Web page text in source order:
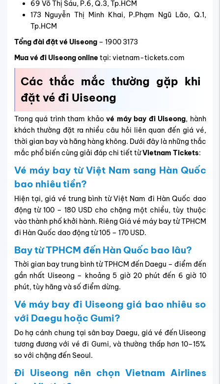
69 Võ Thị Sáu, P.6, Q.3, Tp.HCM
173 Nguyễn Thị Minh Khai, P.Phạm Ngũ Lão, Q.1,
Tp.HCM
Tổng đài đặt vé Uiseong– 1900 3173
Mua vé đi Uiseong online tại: vietnam-tickets.com
Các thắc mắc thường gặp khi
đặt vé đi Uiseong
Trong quá trình tham khảo vé máy bay đi Uiseong, hành
khách thường đặt ra nhiều câu hỏi liên quan đến giá vé,
thời gian bay và hãng hàng không. Dưới đây là những thắc
mắc phổ biến cùng giải đáp chi tiết từVietnam Tickets:
Vé máy bay từ Việt Nam sang Hàn Quốc
bao nhiêu tiền?
Hiện tại, giá vé trung bình từ Việt Nam đi Hàn Quốc dao
động từ 100 – 180 USD cho chặng một chiều, tùy thuộc
vào thành phố khởi hành. Riêng Giá vé máy bay từ TPHCM
đi Hàn Quốc dao động từ 105 – 170 USD.
Bay từ TPHCM đến Hàn Quốc bao lâu?
Thời gian bay trung bình từ TPHCM đến Daegu – điểm đến
gần nhất Uiseong – khoảng 5 giờ 20 phút đến 6 giờ 10
phút, tùy hãng và số điểm dừng.
Vé máy bay đi Uiseong giá bao nhiêu so
với Daegu hoặc Gumi?
Do hạ cánh chung tại sân bay Daegu, giá vé đến Uiseong
tương đương với vé đi Gumi, và thường thấp hơn 10–15%
so với chặng đến Seoul.
Đi Uiseong nên chọn Vietnam Airlines